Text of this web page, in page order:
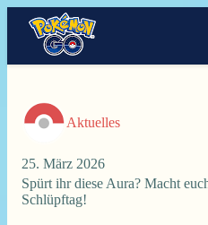
Aktuelles
25. März 2026
Spürt ihr diese Aura? Macht
Schlüpftag!